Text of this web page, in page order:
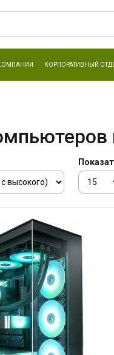
КОРПОРАТИВНЫЙ